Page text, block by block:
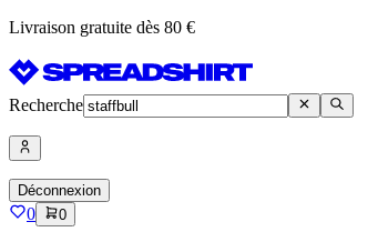
Livraison gratuite dès 80 €
Recherche
Déconnexion
0 0